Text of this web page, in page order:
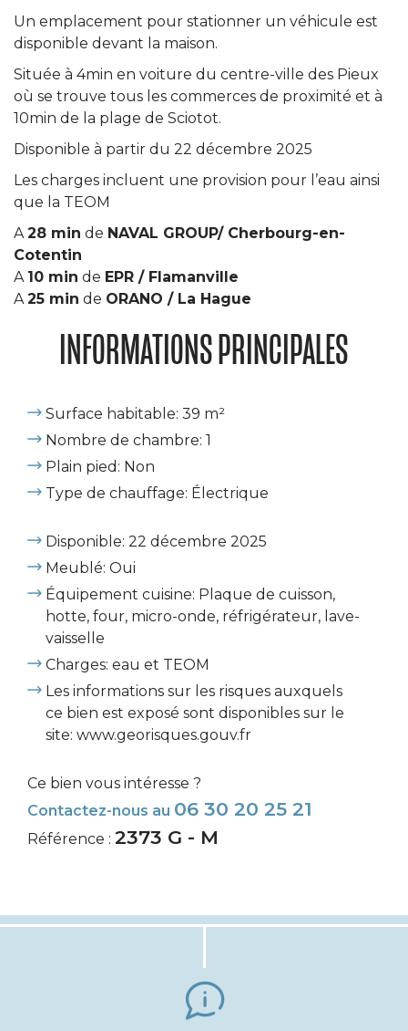
Un emplacement pour stationner un véhicule est
disponible devant la maison.
Située à 4min en voiture du centre-ville des Pieux
où se trouve tous les commerces de proximité et à
10min de la plage de Sciotot.
Disponible à partir du 22 décembre 2025
Les charges incluent une provision pour l’eau ainsi
que la TEOM
A 28 min de NAVAL GROUP/ Cherbourg-en-
Cotentin
A 10 min de EPR / Flamanville
A 25 min de ORANO / La Hague
INFORMATIONS PRINCIPALES
Surface habitable: 39 m²
Nombre de chambre: 1
Plain pied: Non
Type de chauffage: Électrique
Disponible: 22 décembre 2025
Meublé: Oui
Équipement cuisine: Plaque de cuisson,
hotte, four, micro-onde, réfrigérateur, lave-
vaisselle
Charges: eau et TEOM
Les informations sur les risques auxquels
ce bien est exposé sont disponibles sur le
site: www.georisques.gouv.fr
Ce bien vous intéresse ?
Contactez-nous au 06 30 20 25 21
Référence : 2373 G - M